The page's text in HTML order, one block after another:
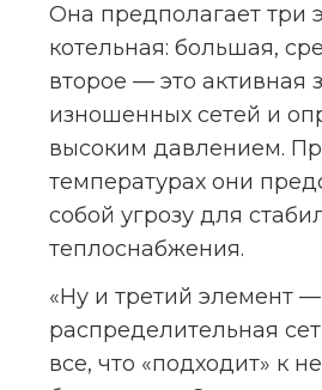
Она предполагает три
котельная: большая,
второе — это активная
изношенных сетей и
высоким давлением.
температурах они
собой угрозу для
теплоснабжения.
«Ну и третий элемент —
распределительная
все, что «подходит» к